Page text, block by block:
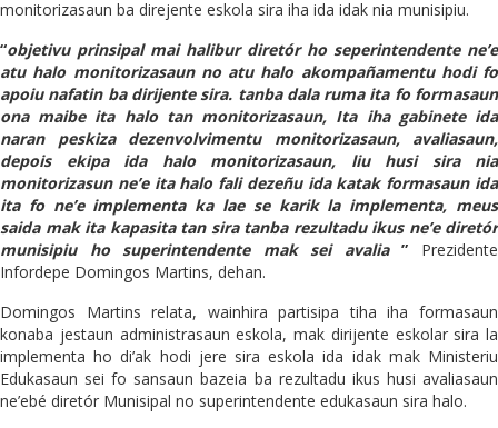
monitorizasaun ba direjente eskola sira iha ida idak nia munisipiu.
“objetivu prinsipal mai halibur diretór ho seperintendente ne’e
atu halo monitorizasaun no atu halo akompañamentu hodi fo
apoiu nafatin ba dirijente sira. tanba dala ruma ita fo formasaun
ona maibe ita halo tan monitorizasaun, Ita iha gabinete ida
naran peskiza dezenvolvimentu monitorizasaun, avaliasaun,
depois ekipa ida halo monitorizasaun, liu husi sira nia
monitorizasun ne’e ita halo fali dezeñu ida katak formasaun ida
ita fo ne’e implementa ka lae se karik la implementa, meus
saida mak ita kapasita tan sira tanba rezultadu ikus ne’e diretór
munisipiu ho superintendente mak sei avalia” Prezidente
Infordepe Domingos Martins, dehan.
Domingos Martins relata, wainhira partisipa tiha iha formasaun
konaba jestaun administrasaun eskola, mak dirijente eskolar sira la
implementa ho di’ak hodi jere sira eskola ida idak mak Ministeriu
Edukasaun sei fo sansaun bazeia ba rezultadu ikus husi avaliasaun
ne’ebé diretór Munisipal no superintendente edukasaun sira halo.